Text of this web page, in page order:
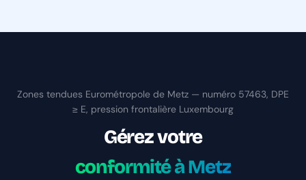
Zones tendues Eurométropole de Metz — numéro 57463, DPE
≥ E, pression frontalière Luxembourg
Gérez votre
conformité à Metz